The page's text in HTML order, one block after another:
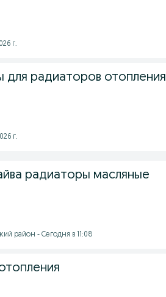
г.
для радиаторов отопления
г.
радиаторы масляные
район - Сегодня в 11:08